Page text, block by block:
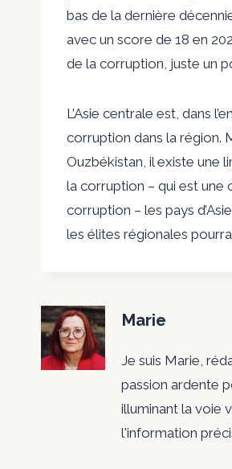
bas de la dernière
avec un score de 18 en
de la corruption, juste un
L’Asie centrale est, dans
corruption dans la région.
Ouzbékistan, il existe une
la corruption – qui est une
corruption – les pays
les élites régionales
Marie
Je suis Marie,
passion ardente
illuminant la voie
l'information